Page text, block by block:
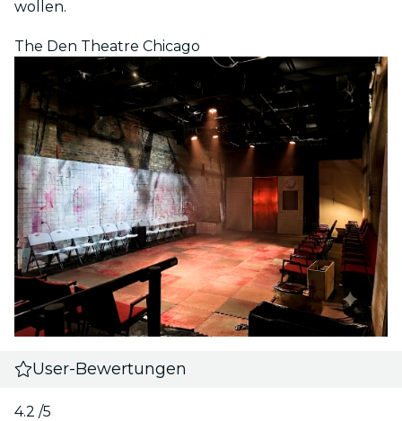
wollen.
The Den Theatre Chicago
User-Bewertungen
4.2 /5